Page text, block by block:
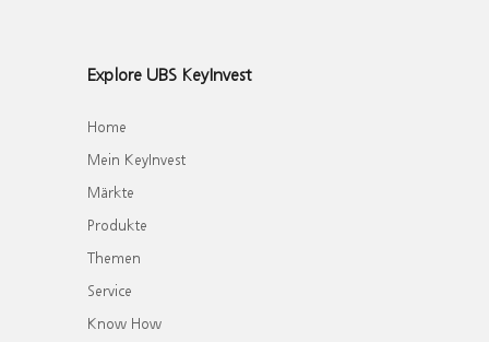
Explore UBS KeyInvest
Home
Mein KeyInvest
Märkte
Produkte
Themen
Service
Know How